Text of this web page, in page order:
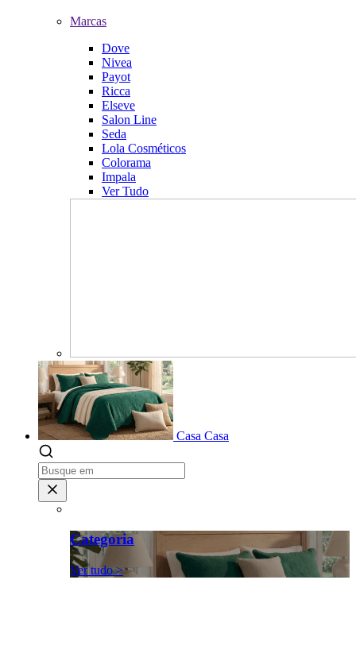
Marcas
Dove
Nivea
Payot
Ricca
Elseve
Salon Line
Seda
Lola Cosméticos
Colorama
Impala
Ver Tudo
Casa Casa
Categoria
Ver tudo >